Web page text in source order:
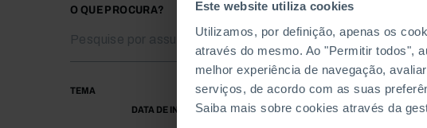
Este website utiliza cookies
Utilizamos, por definição, apenas os
através do mesmo. Ao "Permitir todos",
melhor experiência de navegação,
serviços, de acordo com as suas
Saiba mais sobre cookies através da
O QUE PROCURA?
TEMA
DATA DE INÍCIO